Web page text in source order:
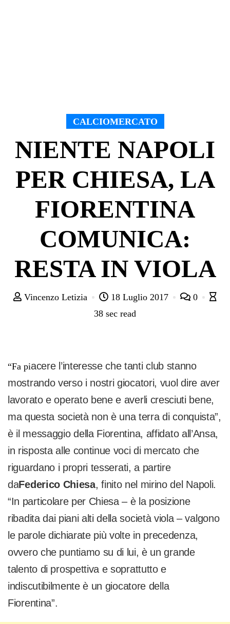
CALCIOMERCATO
NIENTE NAPOLI
PER CHIESA, LA
FIORENTINA
COMUNICA:
RESTA IN VIOLA
Vincenzo Letizia 18 Luglio 2017
0
38 sec read
“Fa piacere l’interesse che tanti club stanno
mostrando verso i nostri giocatori, vuol dire aver
lavorato e operato bene e averli cresciuti bene,
ma questa società non è una terra di conquista”,
è il messaggio della Fiorentina, affidato all’Ansa,
in risposta alle continue voci di mercato che
riguardano i propri tesserati, a partire
daFederico Chiesa, finito nel mirino del Napoli.
“In particolare per Chiesa – è la posizione
ribadita dai piani alti della società viola – valgono
le parole dichiarate più volte in precedenza,
ovvero che puntiamo su di lui, è un grande
talento di prospettiva e soprattutto e
indiscutibilmente è un giocatore della
Fiorentina”.